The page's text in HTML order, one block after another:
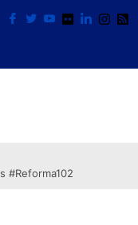
#Reforma102